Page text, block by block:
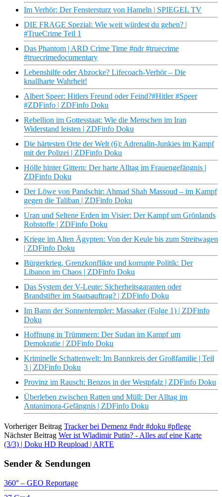
Im Verhör: Der Fenstersturz von Hameln | SPIEGEL TV
DIE FRAGE Spezial: Wie weit würdest du gehen? |
#TrueCrime Teil 1
Das Phantom | ARD Crime Time #ndr #truecrime
#truecrimedocumentary
Lebenshilfe oder Abzocke? Lifecoach-Verhör – Die
knallharte Wahrheit!
Albert Speer: Hitlers Freund oder Feind?#Hitler #Speer
#ZDFinfo | ZDFinfo Doku
Rebellion im Gottesstaat: Wie die Menschen im Iran
Widerstand leisten | ZDFinfo Doku
Die härtesten Orte der Welt (6): Adrenalin-Junkies im Kampf
mit der Polizei | ZDFinfo Doku
Hölle hinter Gittern: Der harte Alltag im Frauengefängnis |
ZDFinfo Doku
Der Löwe von Pandschir: Ahmad Shah Massoud – im Kampf
gegen die Taliban | ZDFinfo Doku
Uran und Seltene Erden im Visier: Der Kampf um Grönlands
Rohstoffe | ZDFinfo Doku
Kriege im Alten Ägypten: Von der Keule bis zum Streitwagen
| ZDFinfo Doku
Bürgerkrieg, Grenzkonflikte und korrupte Politik: Der
Libanon im Chaos | ZDFinfo Doku
Das System der V-Leute: Sicherheitsgaranten oder
Brandstifter im Staatsauftrag? | ZDFinfo Doku
Im Bann der Sonnentempler: Massaker (Folge 1) | ZDFinfo
Doku
Hoffnung in Trümmern: Der Sudan im Kampf um
Demokratie | ZDFinfo Doku
Kriminelle Schattenwelt: Im Bannkreis der Großfamilie | Teil
3 | ZDFinfo Doku
Provinz im Rausch: Benzos in der Westpfalz | ZDFinfo Doku
Überleben zwischen Ratten und Müll: Der Alltag im
Antanimora-Gefängnis | ZDFinfo Doku
Vorheriger Beitrag Tracker bei Demenz #ndr #doku #pflege
Nächster Beitrag Wer ist Wladimir Putin? - Alles auf eine Karte
(3/3) | Doku HD Reupload | ARTE
Sender & Sendungen
360° – GEO Reportage